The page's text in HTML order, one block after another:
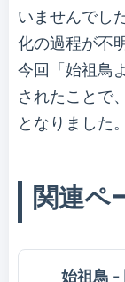
いませんでし
化の過程が不
今回「始祖鳥
されたことで
となりました。
関連ペ
始祖鳥 -